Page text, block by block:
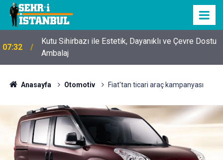
07:32
Kutu Sihirbazı ile Estetik, Dayanıklı ve Çevre Dostu
Ambalaj
Anasayfa Otomotiv Fiat'tan ticari araç kampanyası